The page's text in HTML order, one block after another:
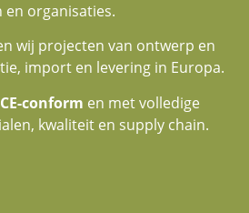
organisaties.
wij projecten van ontwerp en
import en levering in Europa.
conform en met volledige
kwaliteit en supply chain.